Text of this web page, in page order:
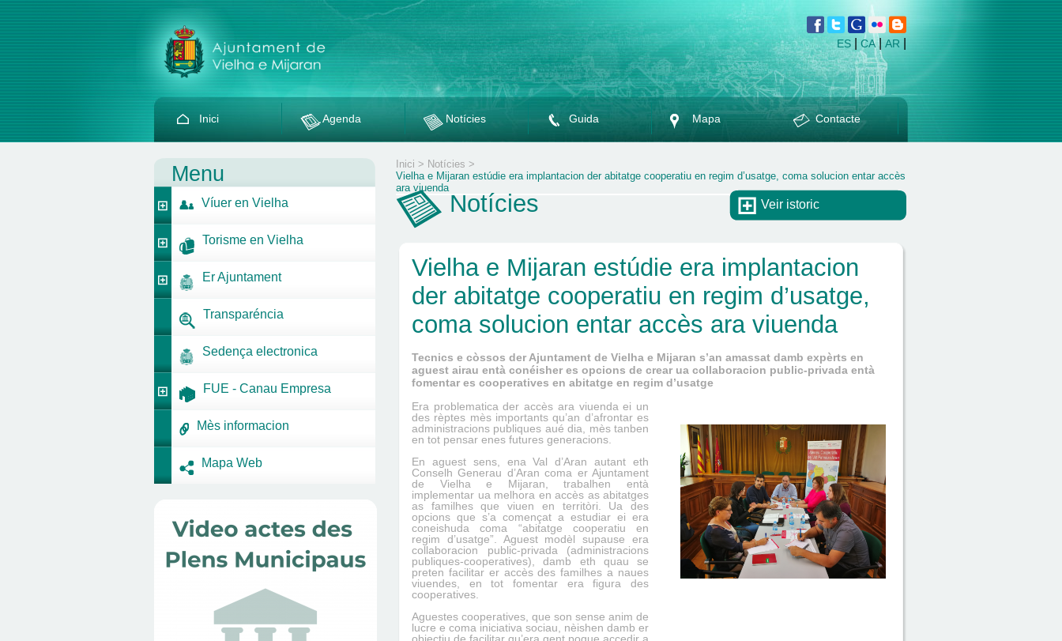
ES CA | AR
Inici Agenda Notícies Guida Mapa Contacte
Menu
Víuer en Vielha
Torisme en Vielha
Er Ajuntament
Transparéncia
Sedença electronica
FUE - Canau Empresa
Mès informacion
Mapa Web
Inici > Notícies >
Vielha e Mijaran estúdie era implantacion der abitatge cooperatiu en regim d’usatge, coma solucion entar accès
ara viuenda
Notícies Veir istoric
Vielha e Mijaran estúdie era implantacion
der abitatge cooperatiu en regim d’usatge,
coma solucion entar accès ara viuenda
Tecnics e còssos der Ajuntament de Vielha e Mijaran s’an amassat damb expèrts en
aguest airau entà conéisher es opcions de crear ua collaboracion public-privada entà
fomentar es cooperatives en abitatge en regim d’usatge
Era problematica der accès ara viuenda ei un
des rèptes mès importants qu’an d’afrontar es
administracions publiques aué dia, mès tanben
en tot pensar enes futures generacions.
En aguest sens, ena Val d’Aran autant eth
Conselh Generau d’Aran coma er Ajuntament
de Vielha e Mijaran, trabalhen entà
implementar ua melhora en accès as abitatges
as familhes que viuen en territòri. Ua des
opcions que s’a començat a estudiar ei era
coneishuda coma “abitatge cooperatiu en
regim d’usatge”. Aguest modèl supause era
collaboracion public-privada (administracions
publiques-cooperatives), damb eth quau se
preten facilitar er accès des familhes a naues
viuendes, en tot fomentar era figura des
cooperatives.
Aguestes cooperatives, que son sense anim de
lucre e coma iniciativa sociau, nèishen damb er